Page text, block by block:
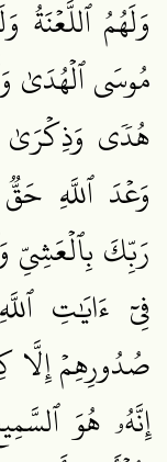
وَلَهُمُ ٱللَّعۡنَةُ
مُوسَى ٱلۡهُدَىٰ
هُدٗى وَذِكۡرَىٰ
وَعۡدَ ٱللَّهِ
رَبِّكَ بِٱلۡعَشِيِّ
فِيٓ ءَايَٰتِ
صُدُورِهِمۡ إِلَّا
إِنَّهُۥ هُوَ